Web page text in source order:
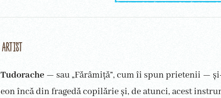
artist
— sau „Fărâmiță”, cum îi spun prietenii —
încă din fragedă copilărie și, de atunci, acest